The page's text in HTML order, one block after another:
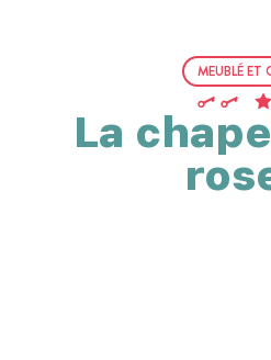
La
MEUBLÉ ET